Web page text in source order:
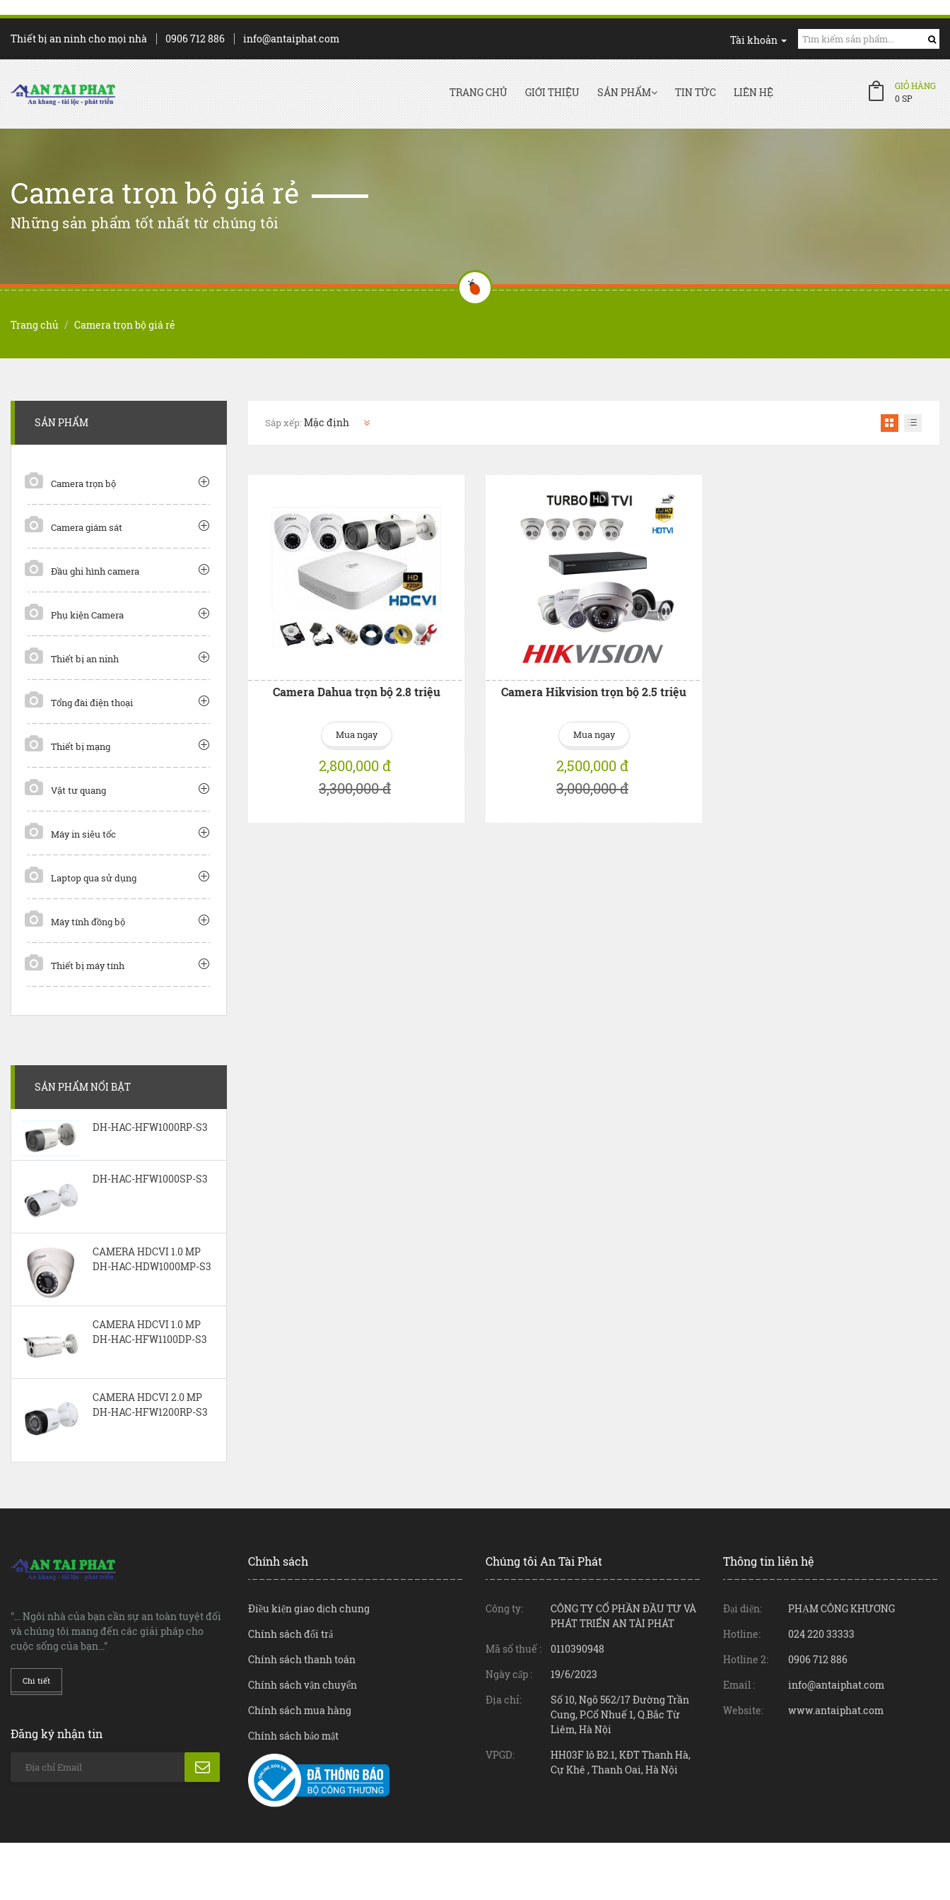
Thiết bị an ninh cho mọi nhà 0906 712 886 info@antaiphat.com Tài khoản
GIỎ HÀNG
0SP
TRANG CHỦ GIỚI THIỆU SẢN PHẨM TIN TỨC LIÊN HỆ
Camera trọn bộ giá rẻ
Những sản phẩm tốt nhất từ chúng tôi
Trang chủ Camera trọn bộ giá rẻ
Sắp xếp:
Camera Dahua trọn bộ 2.8 triệu
Mua ngay
2,800,000 đ
3,300,000 đ
Camera Hikvision trọn bộ 2.5 triệu
Mua ngay
2,500,000 đ
3,000,000 đ
SẢN PHẨM
Camera trọn bộ
Camera giám sát
Đầu ghi hình camera
Phụ kiện Camera
Thiết bị an ninh
Tổng đài điện thoại
Thiết bị mạng
Vật tư quang
Máy in siêu tốc
Laptop qua sử dụng
Máy tính đồng bộ
Thiết bị máy tính
SẢN PHẨM NỔI BẬT
DH-HAC-HFW1000RP-S3
DH-HAC-HFW1000SP-S3
CAMERA HDCVI 1.0 MP
DH-HAC-HDW1000MP-S3
CAMERA HDCVI 1.0 MP
DH-HAC-HFW1100DP-S3
CAMERA HDCVI 2.0 MP
DH-HAC-HFW1200RP-S3
"... Ngôi nhà của bạn cần sự an toàn tuyệt đối
và chúng tôi mang đến các giải pháp cho
cuộc sống của bạn..."
Chi tiết
Đăng ký nhận tin
Chính sách
Điều kiện giao dịch chung
Chính sách đổi trả
Chính sách thanh toán
Chính sách vận chuyển
Chính sách mua hàng
Chính sách bảo mật
Chúng tôi An Tài Phát
Công ty:
CÔNG TY CỔ PHẦN ĐẦU TƯ VÀ
PHÁT TRIỂN AN TÀI PHÁT
Mã số thuế :
0110390948
Ngày cấp :
19/6/2023
Địa chỉ:
Số 10, Ngõ 562/17 Đường Trần
Cung, P.Cổ Nhuế 1, Q.Bắc Từ
Liêm, Hà Nội
VPGD:
HH03F lô B2.1, KĐT Thanh Hà,
Cự Khê , Thanh Oai, Hà Nội
Thông tin liên hệ
Đại diện:
PHẠM CÔNG KHƯƠNG
Hotline:
024 220 33333
Hotline 2:
0906 712 886
Email :
info@antaiphat.com
Website:
www.antaiphat.com